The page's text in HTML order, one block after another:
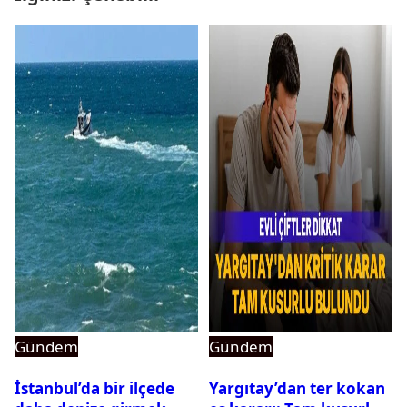
Gündem
İstanbul’da bir ilçede
Gündem
Yargıtay’dan ter kokan